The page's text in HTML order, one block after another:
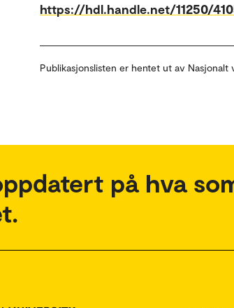
https://hdl.handle.net/11250/
Publikasjonslisten er hentet ut av
på hva